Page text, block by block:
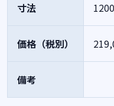
寸法
価格（税別）
備考